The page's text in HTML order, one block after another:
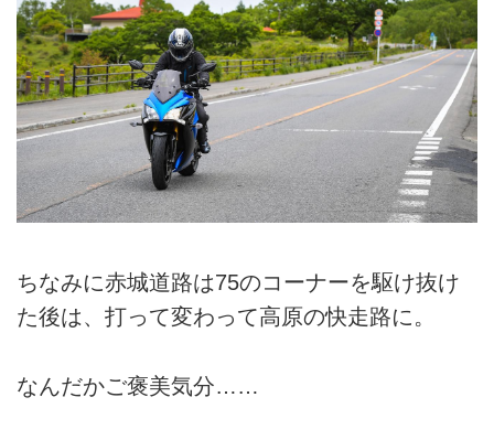
ちなみに赤城道路は75のコーナーを駆け抜け
た後は、打って変わって高原の快走路に。
なんだかご褒美気分……